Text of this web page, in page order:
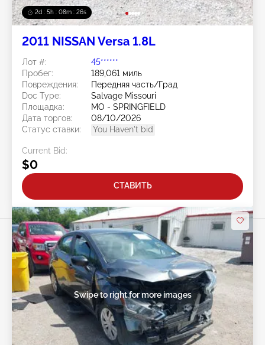
2d : 5h : 08m : 24s
2011 NISSAN Versa 1.8L
Лот #:
45******
Пробег:
189,061 миль
Повреждения:
Передняя часть/Град
Doc Type:
Salvage Missouri
Площадка:
MO - SPRINGFIELD
Дата торгов:
08/10/2026
Статус ставки:
You Haven't bid
Current Bid:
$0
СТАВИТЬ
Swipe to right for more images